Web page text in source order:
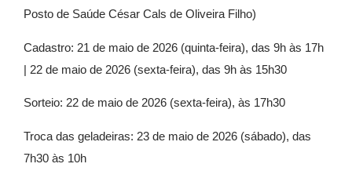
Posto de Saúde César Cals de Oliveira Filho)
Cadastro: 21 de maio de 2026 (quinta-feira), das 9h às 17h
| 22 de maio de 2026 (sexta-feira), das 9h às 15h30
Sorteio: 22 de maio de 2026 (sexta-feira), às 17h30
Troca das geladeiras: 23 de maio de 2026 (sábado), das
7h30 às 10h